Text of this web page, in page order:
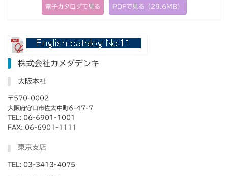
電子カタログで見る PDFで見る（29.6MB）
株式会社カメダデンキ
大阪本社
〒570-0002
大阪府守口市佐太中町6-47-7
TEL: 06-6901-1001
FAX: 06-6901-1111
東京支店
TEL: 03-3413-4075